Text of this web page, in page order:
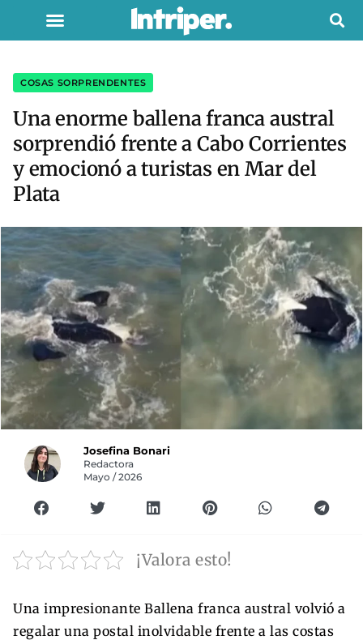
COSAS SORPRENDENTES
Una enorme ballena franca austral
sorprendió frente a Cabo Corrientes
y emocionó a turistas en Mar del
Plata
Josefina Bonari
Redactora
Mayo / 2026
¡Valora esto!
Una impresionante Ballena franca austral volvió a
regalar una postal inolvidable frente a las costas